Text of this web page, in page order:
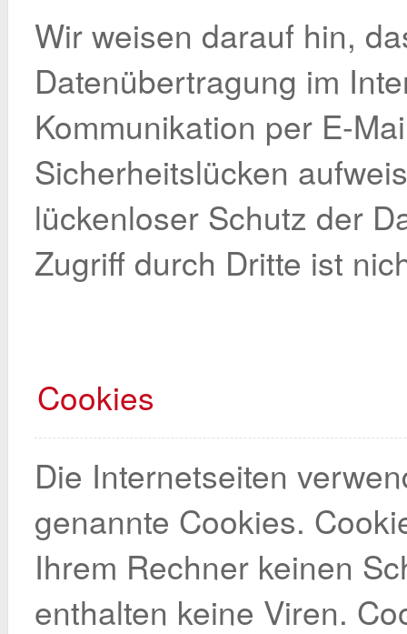
Wir weisen darauf hin,
Datenübertragung im
Kommunikation per E-
Sicherheitslücken
lückenloser Schutz der
Zugriff durch Dritte ist
Cookies
Die Internetseiten
genannte Cookies.
Ihrem Rechner keinen
enthalten keine Viren.